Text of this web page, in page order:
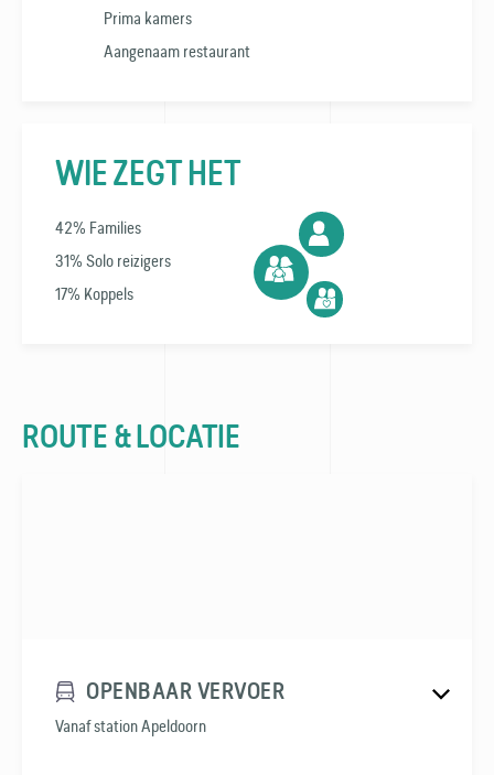
Prima kamers
Aangenaam restaurant
WIE ZEGT HET
42% Families
31% Solo reizigers
17% Koppels
ROUTE & LOCATIE
OPENBAAR VERVOER
Vanaf station Apeldoorn